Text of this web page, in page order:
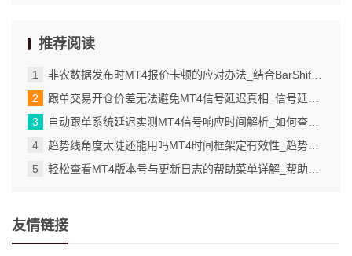
推荐阅读
非农数据发布时MT4报价卡顿的应对办法_结合BarShift与周期判断实现跨夜定时
跟单交易开仓价差无法避免MT4信号延迟真相_信号延迟的根源在于网络与服务器响应
自动跟单系统延迟实测MT4信号响应时间解析_如何查看和计算具体利息金额
趋势线角度太陡还能用吗MT4时间框架定有效性_趋势线角度过大的根本原因在于时间框架选择_1
轻松查看MT4版本号与更新日志的帮助菜单详解_帮助菜单中的关于选项是版本信息的入口
友情链接